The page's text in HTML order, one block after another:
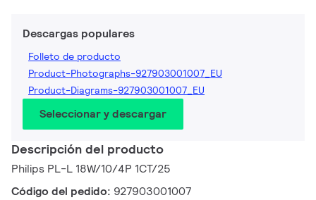
Descargas populares
Folleto de producto
Product-Photographs-927903001007_EU
Product-Diagrams-927903001007_EU
Seleccionar y descargar
Descripción del producto
Philips PL-L 18W/10/4P 1CT/25
Código del pedido: 927903001007